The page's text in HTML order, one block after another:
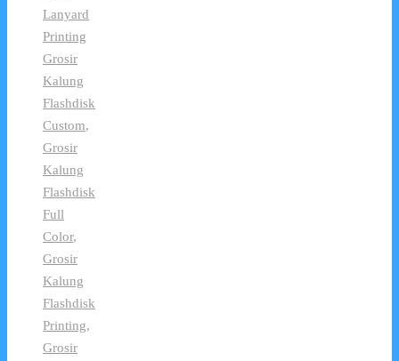
Lanyard
Printing
Grosir
Kalung
Flashdisk
Custom,
Grosir
Kalung
Flashdisk
Full
Color,
Grosir
Kalung
Flashdisk
Printing,
Grosir